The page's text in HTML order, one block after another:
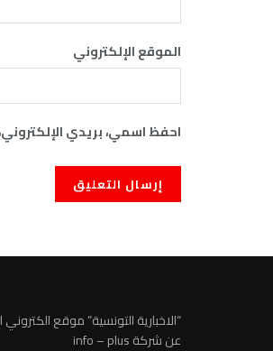
الموقع الإلكتروني
احفظ اسمي، بريدي
“الاخبارية التونسية” موقع
عن شركة info – plus